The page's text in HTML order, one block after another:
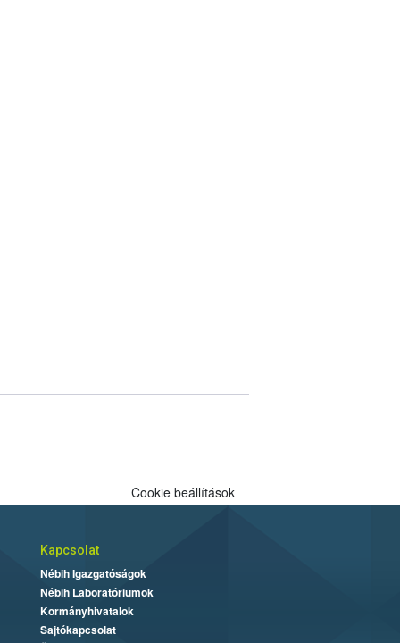
Cookie beállítások
Kapcsolat
Nébih Igazgatóságok
Nébih Laboratóriumok
Kormányhivatalok
Sajtókapcsolat